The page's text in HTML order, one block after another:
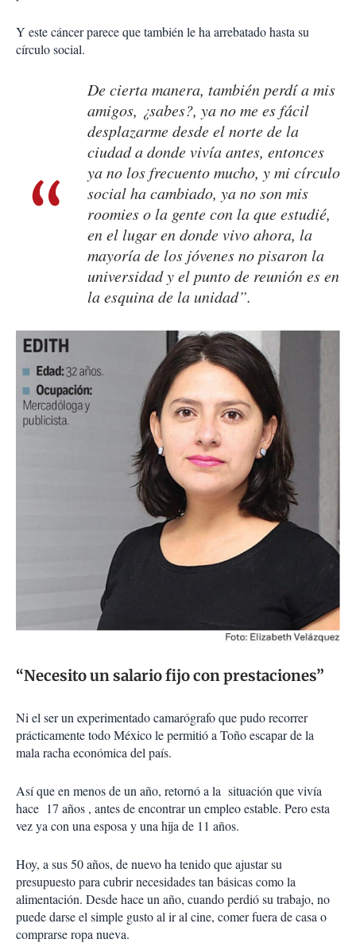
Y este cáncer parece que también le ha arrebatado hasta su
círculo social.
De cierta manera, también perdí a mis
amigos, ¿sabes?, ya no me es fácil
desplazarme desde el norte de la
ciudad a donde vivía antes, entonces
ya no los frecuento mucho, y mi círculo
social ha cambiado, ya no son mis
roomieso la gente con la que estudié,
en el lugar en donde vivo ahora, la
mayoría de los jóvenes no pisaron la
universidad y el punto de reunión es en
la esquina de la unidad”.
“Necesito un salario fijo con prestaciones”
Ni el ser un experimentado camarógrafo que pudo recorrer
prácticamente todo México le permitió a Toño escapar de la
mala racha económica del país.
Así que en menos de un año, retornó a la situación que vivía
hace 17 años , antes de encontrar un empleo estable. Pero esta
vez ya con una esposa y una hija de 11 años.
Hoy, a sus 50 años, de nuevo ha tenido que ajustar su
presupuesto para cubrir necesidades tan básicas como la
alimentación. Desde hace un año, cuando perdió su trabajo, no
puede darse el simple gusto al ir al cine, comer fuera de casa o
comprarse ropa nueva.